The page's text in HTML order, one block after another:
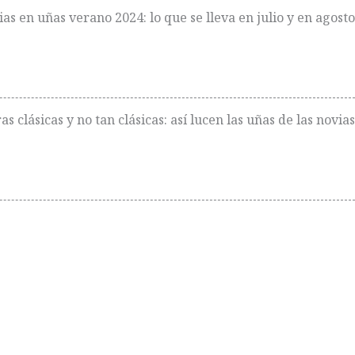
en uñas verano 2024: lo que se lleva en julio y en agosto
clásicas y no tan clásicas: así lucen las uñas de las novias